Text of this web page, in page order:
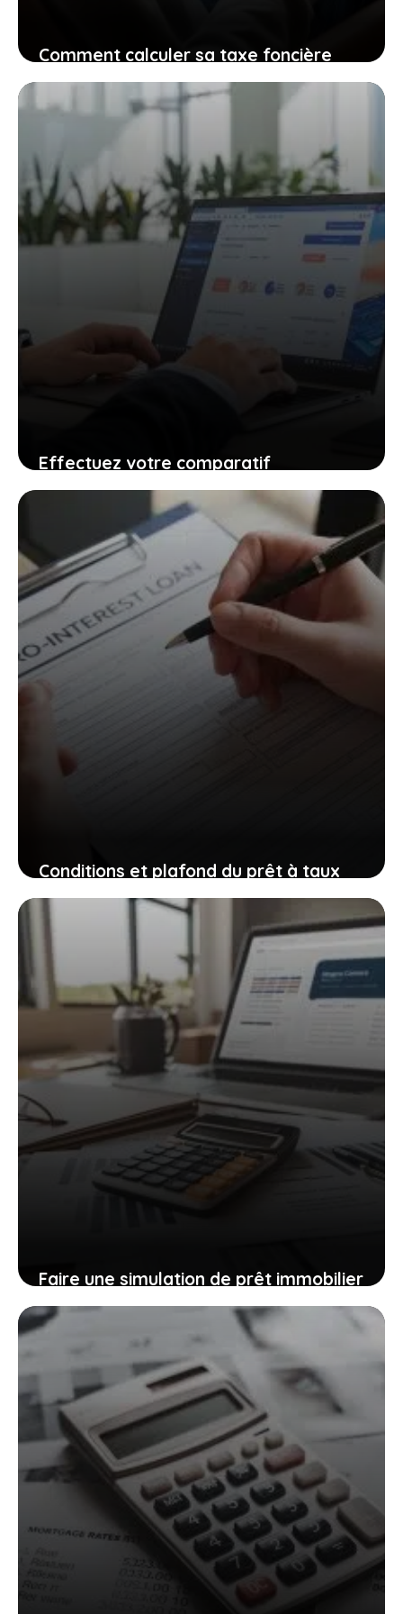
Comment calculer sa taxe foncière
2025 en ligne ?
1 juin 2025
Effectuez votre comparatif
d’assurance habitation en ligne gratuit
Conditions et plafond du prêt à taux
zéro (PTZ) 2025 : tout savoir
30 mai 2025
Faire une simulation de prêt immobilier
sans apport en ligne